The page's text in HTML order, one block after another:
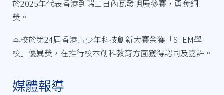
於2025年代表香港到瑞士日內瓦發明展參賽，勇奪銅
獎。
本校於第24屆香港青少年科技創新大賽榮獲「STEM學
校」優異獎，在推行校本創科教育方面獲得認同及嘉許。
媒體報導